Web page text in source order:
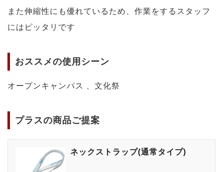
また伸縮性にも優れているため、作業をするスタッフ
にはピッタリです
おススメの使用シーン
オープンキャンパス 、文化祭
プラスの商品ご提案
ネックストラップ(通常タイプ)